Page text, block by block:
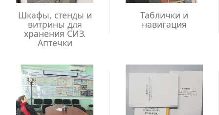
Шкафы, стенды и
витрины для
хранения СИЗ.
Аптечки
Таблички и
навигация